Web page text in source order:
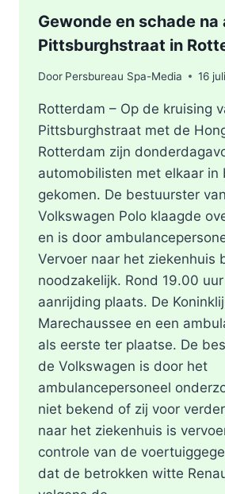
Gewonde en schade na
Pittsburghstraat in
Door Persbureau Spa-Media 16
Rotterdam – Op de kruising
Pittsburghstraat met de
Rotterdam zijn
automobilisten met elkaar in
gekomen. De bestuurster
Volkswagen Polo klaagde
en is door
Vervoer naar het ziekenhuis
noodzakelijk. Rond 19.00
aanrijding plaats. De
Marechaussee en een
als eerste ter plaatse. De
de Volkswagen is door het
ambulancepersoneel
niet bekend of zij voor
naar het ziekenhuis is
controle van de
dat de betrokken witte